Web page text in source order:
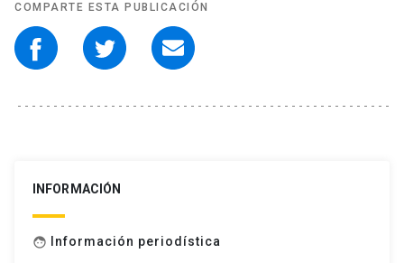
COMPARTE ESTA PUBLICACIÓN
INFORMACIÓN
face Información periodística